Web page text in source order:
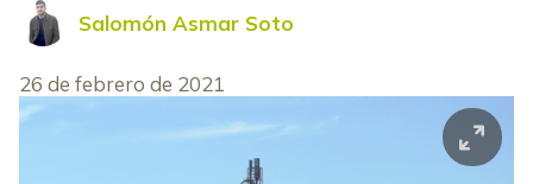
Salomón Asmar Soto
26 de febrero de 2021